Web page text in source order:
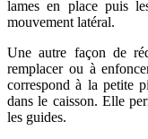
lames en place puis
mouvement latéral.
Une autre façon de
remplacer ou à
correspond à la petite
dans le caisson. Elle
les guides.